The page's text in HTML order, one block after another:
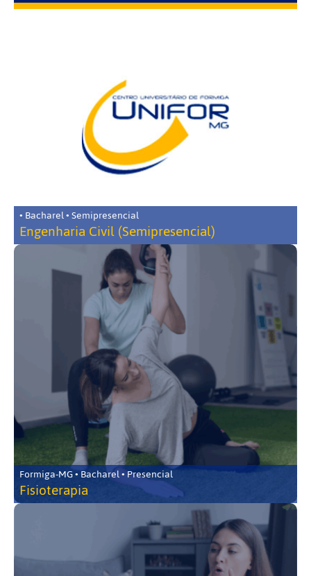
• Bacharel • Semipresencial
Engenharia Civil (Semipresencial)
Formiga-MG • Bacharel • Presencial
Fisioterapia